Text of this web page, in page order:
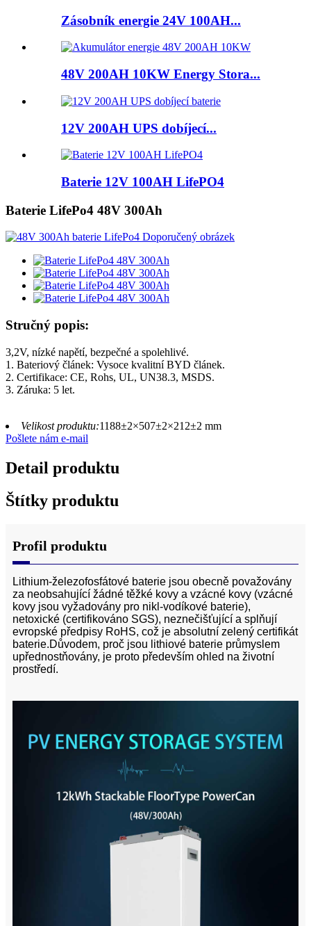
Zásobník energie 24V 100AH...
48V 200AH 10KW Energy Stora...
12V 200AH UPS dobíjecí...
Baterie 12V 100AH ​​LifePO4
Baterie LifePo4 48V 300Ah
Stručný popis:
3,2V, nízké napětí, bezpečné a spolehlivé.
1. Bateriový článek: Vysoce kvalitní BYD článek.
2. Certifikace: CE, Rohs, UL, UN38.3, MSDS.
3. Záruka: 5 let.
Velikost produktu:1188±2×507±2×212±2 mm
Pošlete nám e-mail
Detail produktu
Štítky produktu
Profil produktu
Lithium-železofosfátové baterie jsou obecně považovány
za neobsahující žádné těžké kovy a vzácné kovy (vzácné
kovy jsou vyžadovány pro nikl-vodíkové baterie),
netoxické (certifikováno SGS), neznečišťující a splňují
evropské předpisy RoHS, což je absolutní zelený certifikát
baterie.Důvodem, proč jsou lithiové baterie průmyslem
upřednostňovány, je proto především ohled na životní
prostředí.